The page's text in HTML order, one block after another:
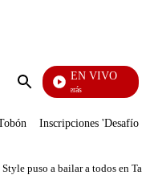
Enviar
EN VIVO
También Caerás
Inscripciones 'Desafío'
puso a bailar a todos en